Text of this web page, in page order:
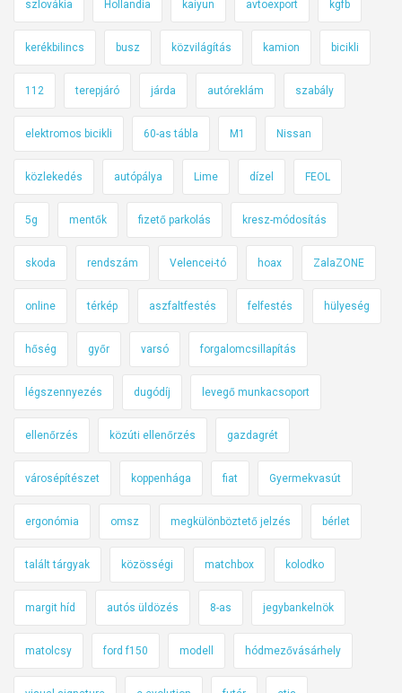
szlovákia Hollandia kaiyun avtoexport kgfb
kerékbilincs busz közvilágítás kamion bicikli
112 terepjáró járda autóreklám szabály
elektromos bicikli 60-as tábla M1 Nissan
közlekedés autópálya Lime dízel FEOL
5g mentők fizető parkolás kresz-módosítás
skoda rendszám Velencei-tó hoax ZalaZONE
online térkép aszfaltfestés felfestés hülyeség
hőség győr varsó forgalomcsillapítás
légszennyezés dugódíj levegő munkacsoport
ellenőrzés közúti ellenőrzés gazdagrét
városépítészet koppenhága fiat Gyermekvasút
ergonómia omsz megkülönböztető jelzés bérlet
talált tárgyak közösségi matchbox kolodko
margit híd autós üldözés 8-as jegybankelnök
matolcsy ford f150 modell hódmezővásárhely